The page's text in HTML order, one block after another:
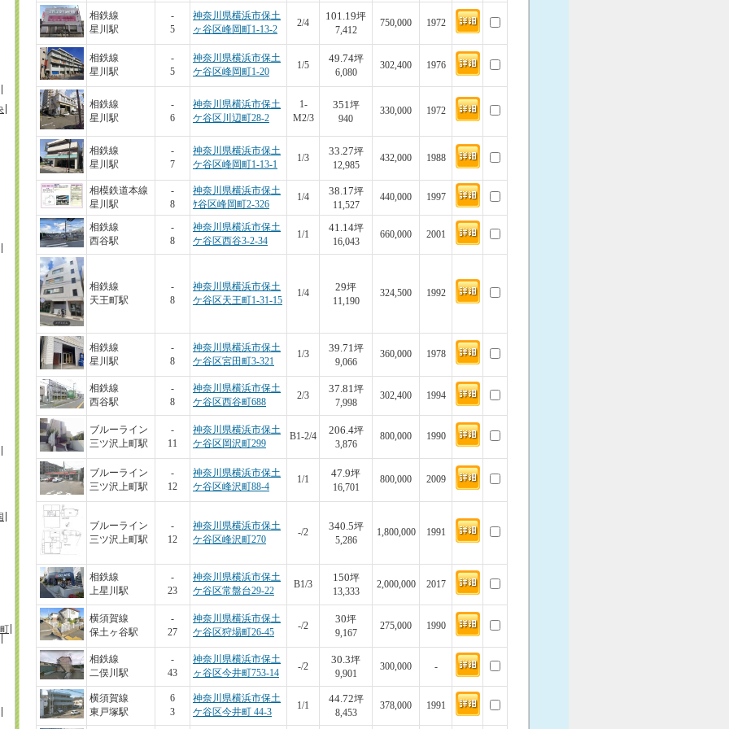
相鉄線
星川駅
-
5
神奈川県横浜市保土
ヶ谷区峰岡町1-13-2
2/4
101.19坪
7,412
750,000 1972
相鉄線
星川駅
-
5
神奈川県横浜市保土
ケ谷区峰岡町1-20
1/5
49.74坪
6,080
302,400 1976
相鉄線
星川駅
-
6
神奈川県横浜市保土
ケ谷区川辺町28-2
1-
M2/3
351坪
940
330,000 1972
相鉄線
星川駅
-
7
神奈川県横浜市保土
ケ谷区峰岡町1-13-1
1/3
33.27坪
12,985
432,000 1988
相模鉄道本線
星川駅
-
8
神奈川県横浜市保土
ｹ谷区峰岡町2-326
1/4
38.17坪
11,527
440,000 1997
相鉄線
西谷駅
-
8
神奈川県横浜市保土
ケ谷区西谷3-2-34
1/1
41.14坪
16,043
660,000 2001
相鉄線
天王町駅
-
8
神奈川県横浜市保土
ケ谷区天王町1-31-15
1/4
29坪
11,190
324,500 1992
相鉄線
星川駅
-
8
神奈川県横浜市保土
ケ谷区宮田町3-321
1/3
39.71坪
9,066
360,000 1978
相鉄線
西谷駅
-
8
神奈川県横浜市保土
ケ谷区西谷町688
2/3
37.81坪
7,998
302,400 1994
ブルーライン
三ツ沢上町駅
-
11
神奈川県横浜市保土
ケ谷区岡沢町299
B1-2/4
206.4坪
3,876
800,000 1990
ブルーライン
三ツ沢上町駅
-
12
神奈川県横浜市保土
ケ谷区峰沢町88-4
1/1
47.9坪
16,701
800,000 2009
ブルーライン
三ツ沢上町駅
-
12
神奈川県横浜市保土
ケ谷区峰沢町270
-/2
340.5坪
5,286
1,800,000 1991
相鉄線
上星川駅
-
23
神奈川県横浜市保土
ケ谷区常盤台29-22
B1/3
150坪
13,333
2,000,000 2017
横須賀線
保土ヶ谷駅
-
27
神奈川県横浜市保土
ケ谷区狩場町26-45
-/2
30坪
9,167
275,000 1990
相鉄線
二俣川駅
-
43
神奈川県横浜市保土
ヶ谷区今井町753-14
-/2
30.3坪
9,901
300,000 -
横須賀線
東戸塚駅
6
3
神奈川県横浜市保土
ケ谷区今井町 44-3
1/1
44.72坪
8,453
378,000 1991